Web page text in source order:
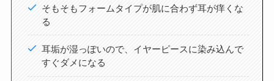
そもそもフォームタイプが肌に合わず耳が痒くな
る
耳垢が湿っぽいので、イヤーピースに染み込んで
すぐダメになる